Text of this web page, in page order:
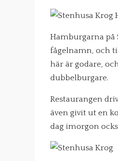
Hamburgarna på
fågelnamn, och
här är godare,
dubbelburgare.
Restaurangen
även givit ut en
dag imorgon